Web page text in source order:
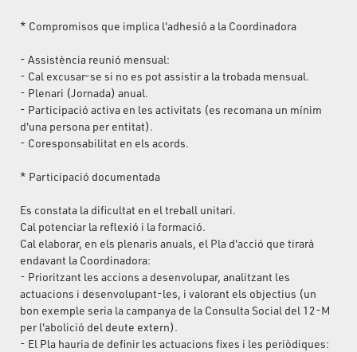
* Compromisos que implica l'adhesió a la Coordinadora
- Assistència reunió mensual:
- Cal excusar-se si no es pot assistir a la trobada mensual.
- Plenari (Jornada) anual.
- Participació activa en les activitats (es recomana un mínim
d'una persona per entitat).
- Coresponsabilitat en els acords.
* Participació documentada
Es constata la dificultat en el treball unitari.
Cal potenciar la reflexió i la formació.
Cal elaborar, en els plenaris anuals, el Pla d'acció que tirarà
endavant la Coordinadora:
- Prioritzant les accions a desenvolupar, analitzant les
actuacions i desenvolupant-les, i valorant els objectius (un
bon exemple seria la campanya de la Consulta Social del 12-M
per l'abolició del deute extern).
- El Pla hauria de definir les actuacions fixes i les periòdiques: